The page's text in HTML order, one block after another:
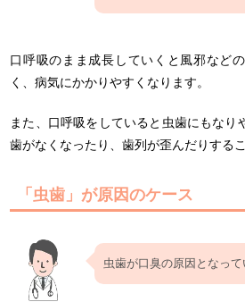
口呼吸のまま成長していくと風邪など
く、病気にかかりやすくなります。
また、口呼吸をしていると虫歯にもなり
歯がなくなったり、歯列が歪んだりする
「虫歯」が原因のケース
虫歯が口臭の原因となって